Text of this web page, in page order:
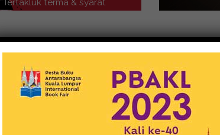
Buku-Buku
MEDIA